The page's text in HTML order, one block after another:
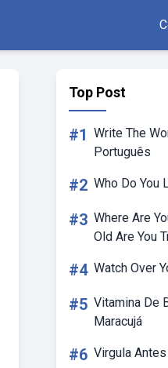
Top Post
#1 Write The
Português
#2 Who Do You
#3 Where Are
Old Are You
#4 Watch Over
#5 Vitamina De
Maracujá
#6 Virgula